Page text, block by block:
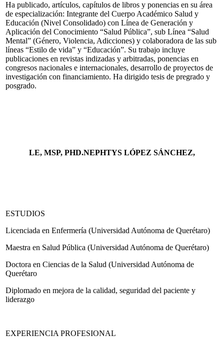
Ha publicado, artículos, capítulos de libros y ponencias en su área
de especialización: Integrante del Cuerpo Académico Salud y
Educación (Nivel Consolidado) con Línea de Generación y
Aplicación del Conocimiento “Salud Pública”, sub Línea “Salud
Mental” (Género, Violencia, Adicciones) y colaboradora de las sub
líneas “Estilo de vida” y “Educación”. Su trabajo incluye
publicaciones en revistas indizadas y arbitradas, ponencias en
congresos nacionales e internacionales, desarrollo de proyectos de
investigación con financiamiento. Ha dirigido tesis de pregrado y
posgrado.
LE, MSP, PHD.NEPHTYS LÓPEZ SÁNCHEZ,
ESTUDIOS
Licenciada en Enfermería (Universidad Autónoma de Querétaro)
Maestra en Salud Pública (Universidad Autónoma de Querétaro)
Doctora en Ciencias de la Salud (Universidad Autónoma de
Querétaro
Diplomado en mejora de la calidad, seguridad del paciente y
liderazgo
EXPERIENCIA PROFESIONAL